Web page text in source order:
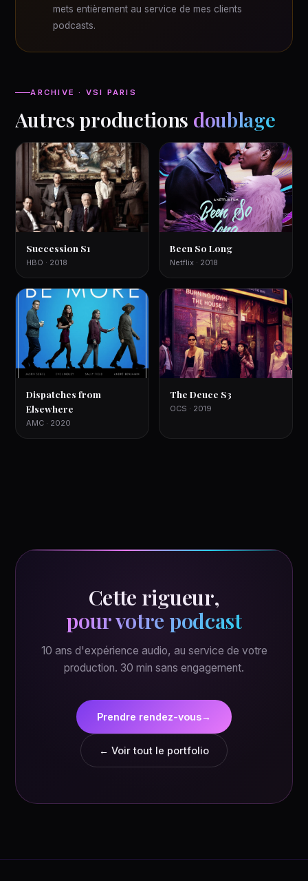
mets entièrement au service de mes clients
podcasts.
ARCHIVE · VSI PARIS
Autres productions doublage
Succession S1
HBO · 2018
Been So Long
Netflix · 2018
Dispatches from
Elsewhere
AMC · 2020
The Deuce S3
OCS · 2019
Cette rigueur,
pour votre podcast
10 ans d'expérience audio, au service de votre
production. 30 min sans engagement.
Prendre rendez-vous→
← Voir tout le portfolio